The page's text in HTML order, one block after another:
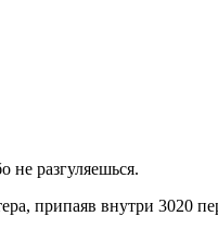
разгуляешься.
припаяв внутри 3020